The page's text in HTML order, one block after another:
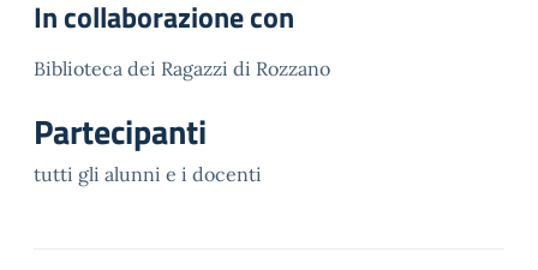
In collaborazione con
Biblioteca dei Ragazzi di Rozzano
Partecipanti
tutti gli alunni e i docenti